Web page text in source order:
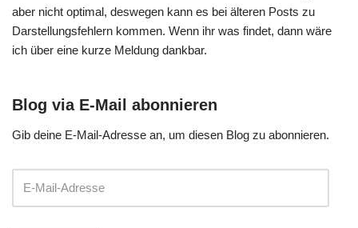
aber nicht optimal, deswegen kann es bei älteren Posts zu
Darstellungsfehlern kommen. Wenn ihr was findet, dann wäre
ich über eine kurze Meldung dankbar.
Blog via E-Mail abonnieren
Gib deine E-Mail-Adresse an, um diesen Blog zu abonnieren.